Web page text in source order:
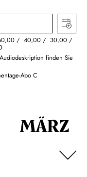
40,00 30,00
finden Sie
Abo C
MÄRZ